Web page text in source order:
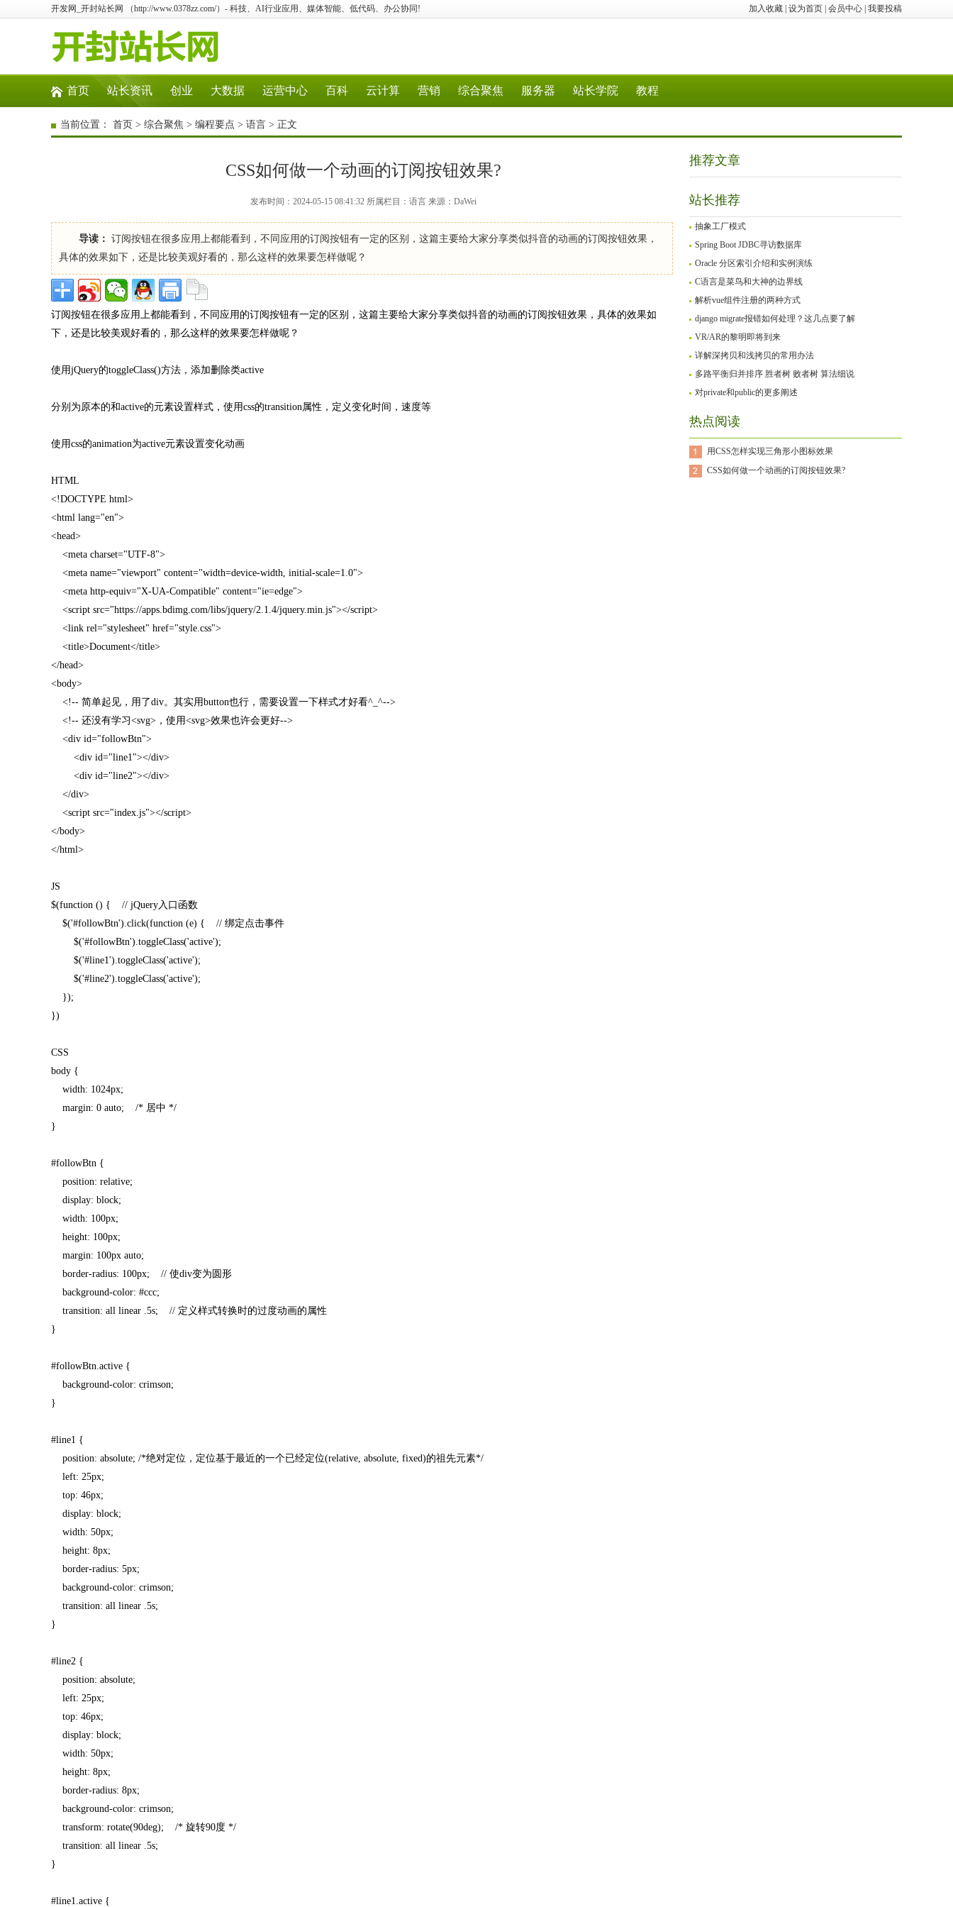
加入收藏 设为首页 会员中心 我要投稿
开发网_开封站长网 （http://www.0378zz.com/）- 科技、AI行业应用、媒体智能、低代码、办公协同!
首页 站长资讯 创业 大数据 运营中心 百科 云计算 营销 综合聚焦 服务器 站长学院 教程
当前位置： 首页 > 综合聚焦 > 编程要点 > 语言 > 正文
CSS如何做一个动画的订阅按钮效果?
发布时间：2024-05-15 08:41:32 所属栏目：语言 来源：DaWei
导读： 订阅按钮在很多应用上都能看到，不同应用的订阅按钮有一定的区别，这篇主要给大家分享类似抖音的动画的订阅按钮效果，
具体的效果如下，还是比较美观好看的，那么这样的效果要怎样做呢？
订阅按钮在很多应用上都能看到，不同应用的订阅按钮有一定的区别，这篇主要给大家分享类似抖音的动画的订阅按钮效果，具体的效果如
下，还是比较美观好看的，那么这样的效果要怎样做呢？
使用jQuery的toggleClass()方法，添加删除类active
分别为原本的和active的元素设置样式，使用css的transition属性，定义变化时间，速度等
使用css的animation为active元素设置变化动画
HTML
<!DOCTYPE html>
<html lang="en">
<head>
<meta charset="UTF-8">
<meta name="viewport" content="width=device-width, initial-scale=1.0">
<meta http-equiv="X-UA-Compatible" content="ie=edge">
<script src="https://apps.bdimg.com/libs/jquery/2.1.4/jquery.min.js"></script>
<link rel="stylesheet" href="style.css">
<title>Document</title>
</head>
<body>
<!-- 简单起见，用了div。其实用button也行，需要设置一下样式才好看^_^-->
<!-- 还没有学习<svg>，使用<svg>效果也许会更好-->
<div id="followBtn">
<div id="line1"></div>
<div id="line2"></div>
</div>
<script src="index.js"></script>
</body>
</html>
JS
$(function () { // jQuery入口函数
$('#followBtn').click(function (e) { // 绑定点击事件
$('#followBtn').toggleClass('active');
$('#line1').toggleClass('active');
$('#line2').toggleClass('active');
});
})
CSS
body {
width: 1024px;
margin: 0 auto; /* 居中 */
}
#followBtn {
position: relative;
display: block;
width: 100px;
height: 100px;
margin: 100px auto;
border-radius: 100px; // 使div变为圆形
background-color: #ccc;
transition: all linear .5s; // 定义样式转换时的过度动画的属性
}
#followBtn.active {
background-color: crimson;
}
#line1 {
position: absolute; /*绝对定位，定位基于最近的一个已经定位(relative, absolute, fixed)的祖先元素*/
left: 25px;
top: 46px;
display: block;
width: 50px;
height: 8px;
border-radius: 5px;
background-color: crimson;
transition: all linear .5s;
}
#line2 {
position: absolute;
left: 25px;
top: 46px;
display: block;
width: 50px;
height: 8px;
border-radius: 8px;
background-color: crimson;
transform: rotate(90deg); /* 旋转90度 */
transition: all linear .5s;
}
#line1.active {
推荐文章
站长推荐
抽象工厂模式
Spring Boot JDBC寻访数据库
Oracle 分区索引介绍和实例演练
C语言是菜鸟和大神的边界线
解析vue组件注册的两种方式
django migrate报错如何处理？这几点要了解
VR/AR的黎明即将到来
详解深拷贝和浅拷贝的常用办法
多路平衡归并排序 胜者树 败者树 算法细说
对private和public的更多阐述
热点阅读
用CSS怎样实现三角形小图标效果
CSS如何做一个动画的订阅按钮效果?